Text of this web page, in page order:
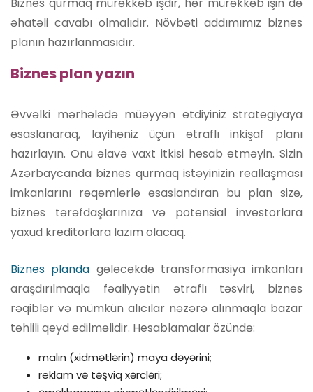
əhatəli cavabı olmalıdır. Növbəti addımımız biznes
planın hazırlanmasıdır.
Biznes plan yazın
Əvvəlki mərhələdə müəyyən etdiyiniz strategiyaya
əsaslanaraq, layihəniz üçün ətraflı inkişaf planı
hazırlayın. Onu əlavə vaxt itkisi hesab etməyin. Sizin
Azərbaycanda biznes qurmaq istəyinizin reallaşması
imkanlarını rəqəmlərlə əsaslandıran bu plan sizə,
biznes tərəfdaşlarınıza və potensial investorlara
yaxud kreditorlara lazım olacaq.
Biznes planda gələcəkdə transformasiya imkanları
araşdırılmaqla fəaliyyətin ətraflı təsviri, biznes
rəqiblər və mümkün alıcılar nəzərə alınmaqla bazar
təhlili qeyd edilməlidir. Hesablamalar özündə:
malın (xidmətlərin) maya dəyərini;
reklam və təşviq xərcləri;